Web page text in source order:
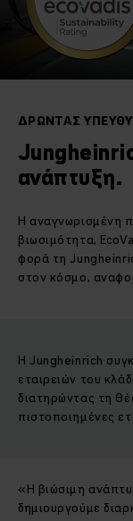
ΔΡΏΝΤΑΣ
ανάπτυξη.
Η αναγνωρισμένη
βιωσιμότητα,
φορά τη
στον κόσμο,
Η Jungheinrich
εταιρειών του
διατηρώντας τη
πιστοποιημένες
«Η βιώσιμη
δημιουργούμε